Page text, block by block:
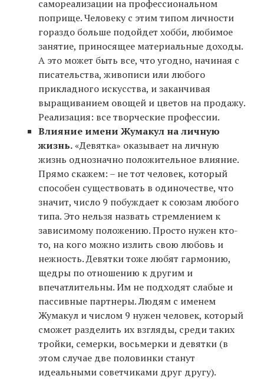
самореализации на профессиональном
поприще. Человеку с этим типом личности
гораздо больше подойдет хобби, любимое
занятие, приносящее материальные доходы.
А это может быть все, что угодно, начиная с
писательства, живописи или любого
прикладного искусства, и заканчивая
выращиванием овощей и цветов на продажу.
Реализация: все творческие профессии.
Влияние имени Жумакул на личную
жизнь.«Девятка» оказывает на личную
жизнь однозначно положительное влияние.
Прямо скажем: – не тот человек, который
способен существовать в одиночестве, что
значит, число 9 побуждает к союзам любого
типа. Это нельзя назвать стремлением к
зависимому положению. Просто нужен кто-
то, на кого можно излить свою любовь и
нежность. Девятки тоже любят гармонию,
щедры по отношению к другим и
впечатлительны. Им не подходят слабые и
пассивные партнеры. Людям с именем
Жумакул и числом 9 нужен человек, который
сможет разделить их взгляды, среди таких
тройки, семерки, восьмерки и девятки (в
этом случае две половинки станут
идеальными советчиками друг другу).